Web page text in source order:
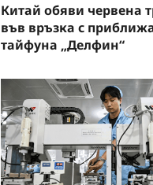
Китай обяви червена
във връзка с
тайфуна „Делфин“